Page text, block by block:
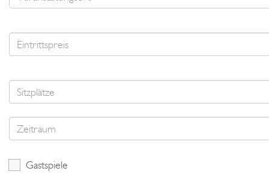
Gastspiele